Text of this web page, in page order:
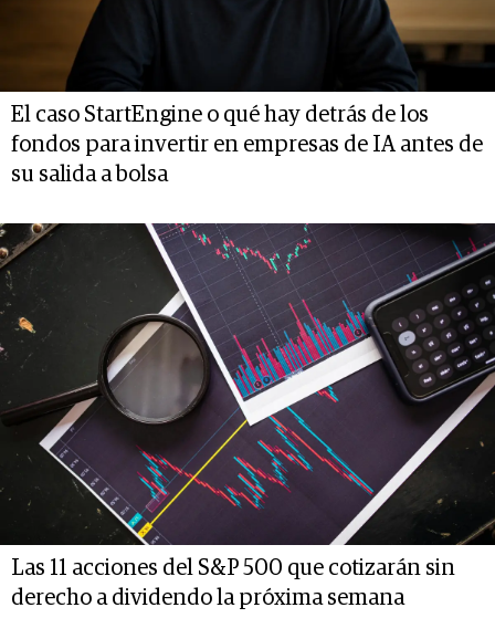
El caso StartEngine o qué hay detrás de los
fondos para invertir en empresas de IA antes de
su salida a bolsa
Las 11 acciones del S&P 500 que cotizarán sin
derecho a dividendo la próxima semana